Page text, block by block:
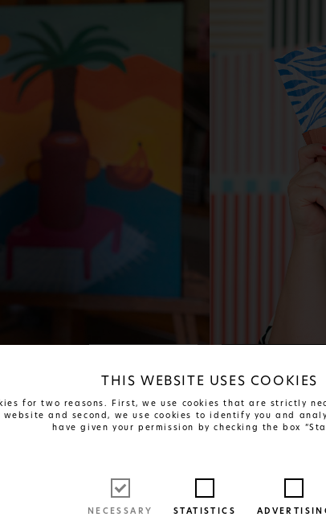
THIS WEBSITE USES COOKIES
for two reasons. First, we use cookies that are strictly
and second, we use cookies to identify you and
have given your permission by checking the box
NECESSARY STATISTICS